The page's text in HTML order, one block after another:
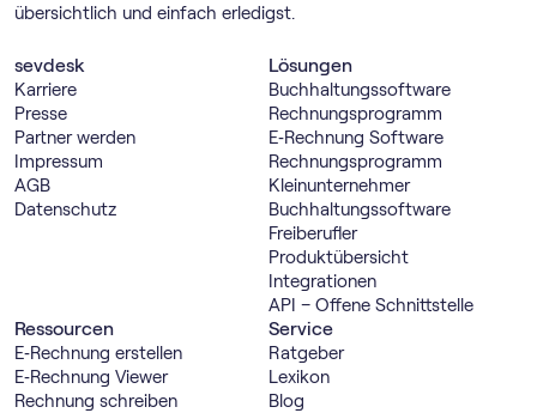
übersichtlich und einfach erledigst.
sevdesk
Karriere
Presse
Partner werden
Impressum
AGB
Datenschutz
Lösungen
Buch­haltungs­software
Rechnungs­programm
E‑Rechnung Software
Rechnungs­programm
Kleinunternehmer
Buch­haltungs­software
Freiberufler
Produktübersicht
Integrationen
API – Offene Schnittstelle
Ressourcen
E‑Rechnung erstellen
E‑Rechnung Viewer
Rechnung schreiben
Service
Ratgeber
Lexikon
Blog